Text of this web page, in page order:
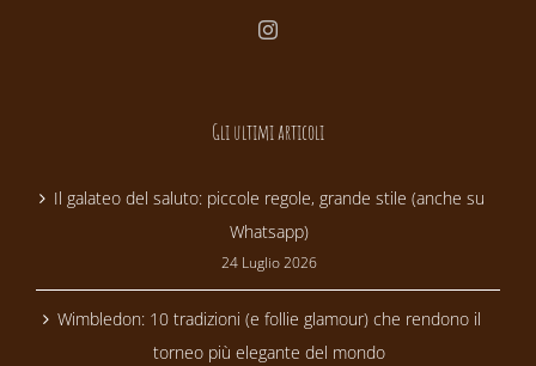
Gli ultimi articoli
Il galateo del saluto: piccole regole, grande stile (anche su
Whatsapp)
24 Luglio 2026
Wimbledon: 10 tradizioni (e follie glamour) che rendono il
torneo più elegante del mondo